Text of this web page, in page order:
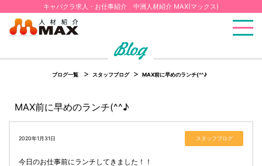
キャバクラ求人・お仕事紹介 中洲人材紹介 MAX(マックス)
ブログ一覧 スタッフブログ MAX前に早めのランチ(^^♪
MAX前に早めのランチ(^^♪
2020年1月31日 スタッフブログ
今日のお仕事前にランチしてきました！！